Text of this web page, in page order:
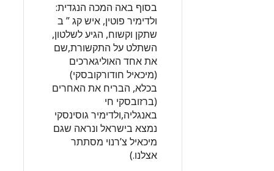
בסוף באה המכה הנגדית:
ולדימיר פוטין, איש קג ” ב
שתקן וקשוח, הגיע לשלטון,
השתלט על התקשורת,שם
את אחד האוליגארכים
(מיכאיל חודורקובסקי)
בכלא, הבריח את האחרים
(ברזובסקי חי
באנגליה,ולדימיר גוסינסקי
נמצא בישראל ונראה שגם
מיכאיל צ’רנוי מסתתר
אצלנו.)